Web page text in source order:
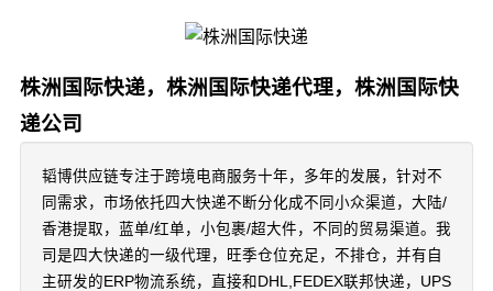
株洲国际快递，株洲国际快递代理，株洲国际快
递公司
韬博供应链专注于跨境电商服务十年，多年的发展，针对不
同需求，市场依托四大快递不断分化成不同小众渠道，大陆/
香港提取，蓝单/红单，小包裹/超大件，不同的贸易渠道。我
司是四大快递的一级代理，旺季仓位充足，不排仓，并有自
主研发的ERP物流系统，直接和DHL,FEDEX联邦快递，UPS